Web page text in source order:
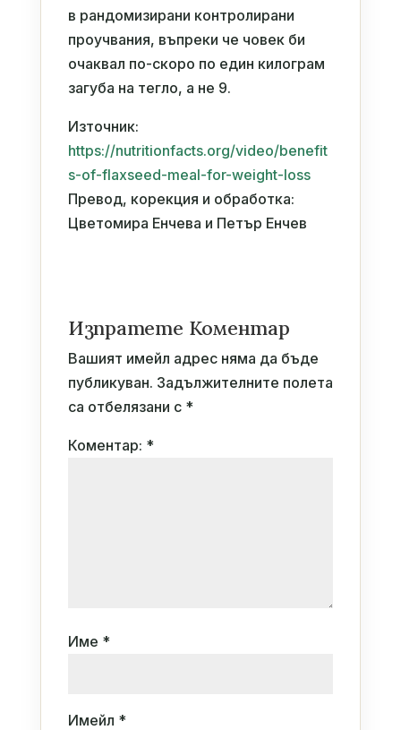
в рандомизирани контролирани
проучвания, въпреки че човек би
очаквал по-скоро по един килограм
загуба на тегло, а не 9.
Източник:
https://nutritionfacts.org/video/benefit
s-of-flaxseed-meal-for-weight-loss
Превод, корекция и обработка:
Цветомира Енчева и Петър Енчев
Изпратете Коментар
Вашият имейл адрес няма да бъде
публикуван. Задължителните полета
са отбелязани с *
Коментар: *
Име *
Имейл *